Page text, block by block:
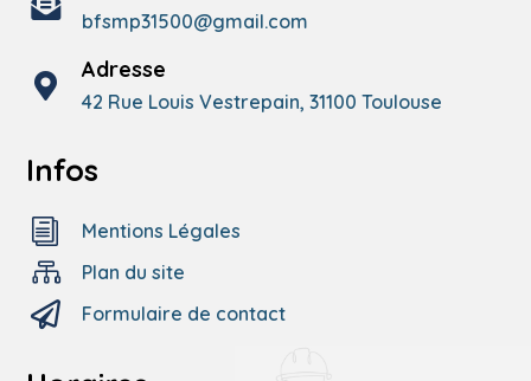
bfsmp31500@gmail.com

Adresse
42 Rue Louis Vestrepain, 31100 Toulouse
Infos
i Mentions Légales
 Plan du site
 Formulaire de contact